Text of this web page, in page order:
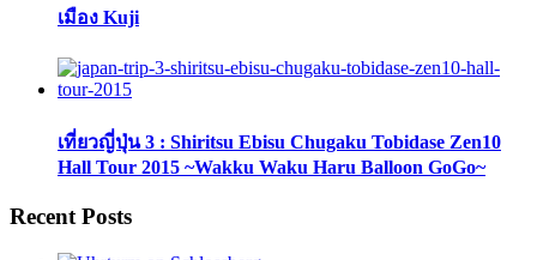
เมือง Kuji
เที่ยวญี่ปุ่น 3 : Shiritsu Ebisu Chugaku Tobidase Zen10
Hall Tour 2015 ~Wakku Waku Haru Balloon GoGo~
Recent Posts